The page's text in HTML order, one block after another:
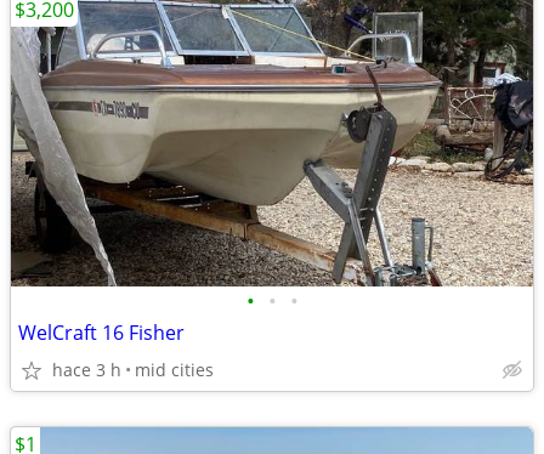
• • •
WelCraft 16 Fisher
hace 3 h mid cities
$3,200
$1